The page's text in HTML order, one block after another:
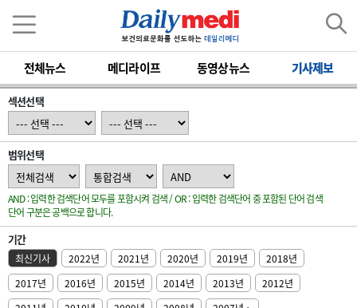
전체뉴스 메디라이프 동영상뉴스 기사제보
섹션선택
범위선택
AND : 입력한 검색단어 모두를 포함시켜 검색 / OR : 입력한 검색단어 중 포함된 단어 검색
단어 구분은 공백으로 합니다.
기간
최신기사 2022년 2021년 2020년 2019년
2018년
2017년
2016년 2015년 2014년 2013년
2012년